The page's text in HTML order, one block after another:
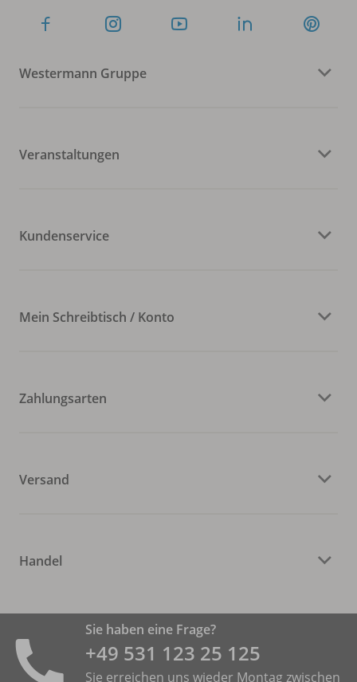
Westermann Gruppe
Veranstaltungen
Kundenservice
Mein Schreibtisch / Konto
Zahlungsarten
Versand
Handel
Sie haben eine Frage?
+49 531 ­123 25 125
Sie erreichen uns wieder Montag zwischen